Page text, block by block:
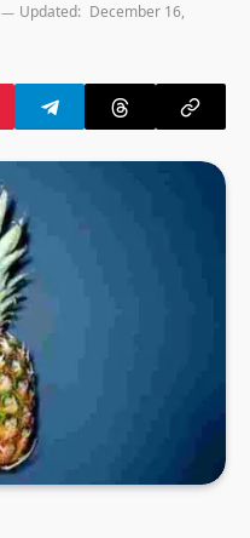
Updated: December 16,